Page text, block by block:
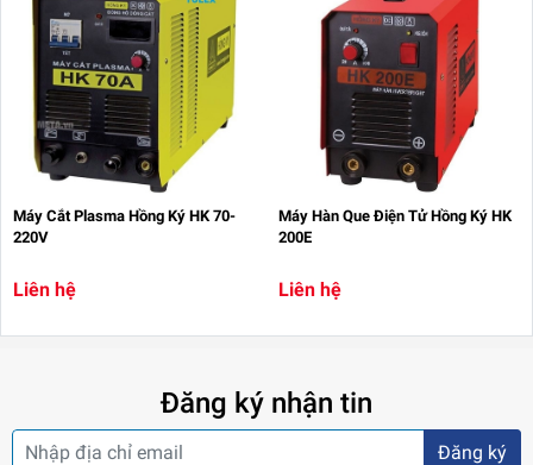
Máy Cắt Plasma Hồng Ký HK 70-
220V
Liên hệ
Máy Hàn Que Điện Tử Hồng Ký HK
200E
Liên hệ
Đăng ký nhận tin
Đăng ký